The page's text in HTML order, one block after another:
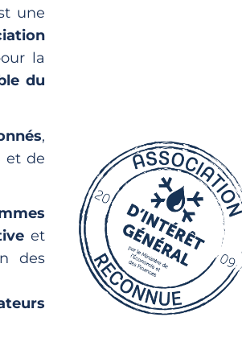
une
la
du
,
et de
et
des